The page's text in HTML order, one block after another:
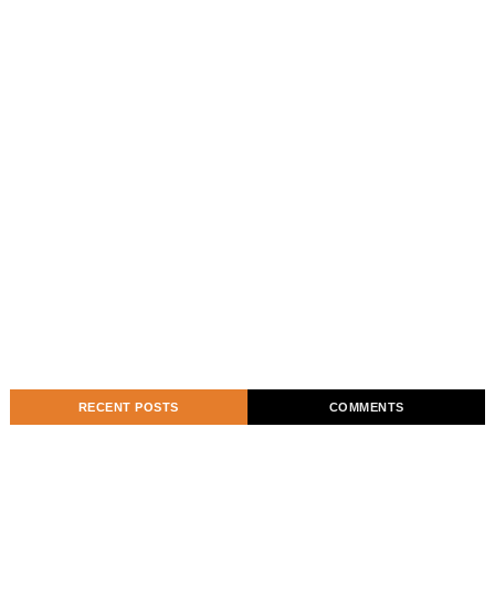
RECENT POSTS COMMENTS